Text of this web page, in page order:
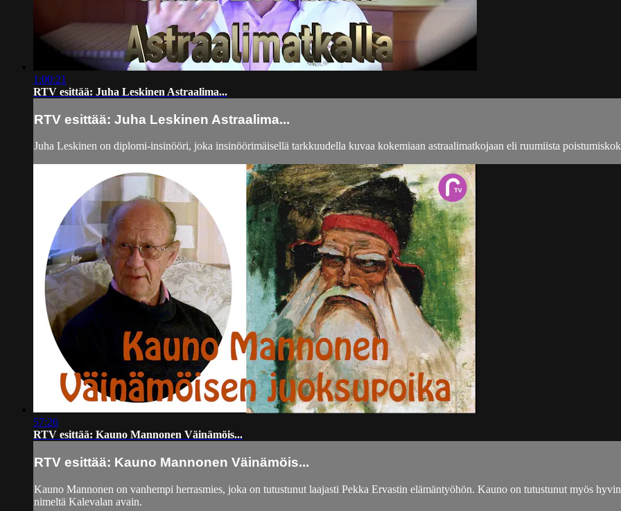
1:00:21
RTV esittää: Juha Leskinen Astraalima...
RTV esittää: Juha Leskinen Astraalima...
Juha Leskinen on diplomi-insinööri, joka insinöörimäisellä tarkkuudella kuvaa kokemiaan astraalimatkojaan eli ruumiista
57:26
RTV esittää: Kauno Mannonen Väinämöis...
RTV esittää: Kauno Mannonen Väinämöis...
Kauno Mannonen on vanhempi herrasmies, joka on tutustunut laajasti Pekka Ervastin elämäntyöhön. Kauno on tutustunut myös
nimeltä Kalevalan avain.